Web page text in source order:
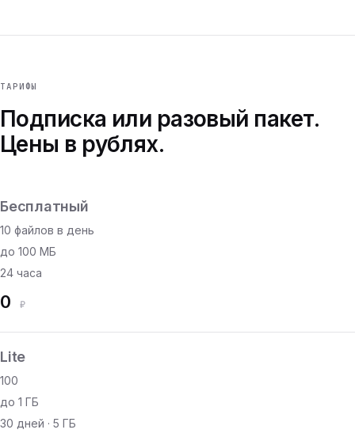
ТАРИФЫ
Подписка или разовый пакет.
Цены в рублях.
Бесплатный
10 файлов в день
до 100 МБ
24 часа
0 ₽
Lite
100
до 1 ГБ
30 дней · 5 ГБ